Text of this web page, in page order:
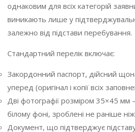
однаковим для всіх категорій
виникають лише у
залежно від підстави перебування.
Стандартний перелік включає:
Закордонний паспорт, дійсний
уперед (оригінал і копії всіх
Дві фотографії розміром 35×45 мм
білому фоні, зроблені не раніше
Документ, що підтверджує